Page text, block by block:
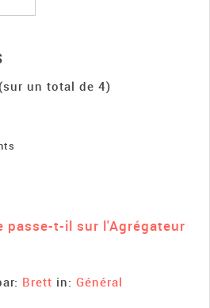
un total de 4)
passe-t-il sur l'Agrégateur
Brett in: Général